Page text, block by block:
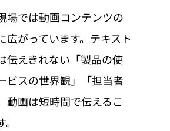
場では動画コンテンツの
広がっています。テキスト
伝えきれない「製品の使
ビスの世界観」「担当者
動画は短時間で伝えるこ